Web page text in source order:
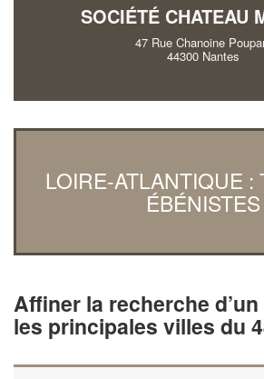
SOCIÉTÉ CHATEAU
47 Rue Chanoine
44300 Nantes
LOIRE-ATLANTIQUE :
ÉBÉNISTES
Affiner la recherche
les principales villes du